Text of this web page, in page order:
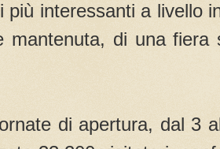
interessanti a livello
mantenuta, di una fiera
di apertura, dal 3